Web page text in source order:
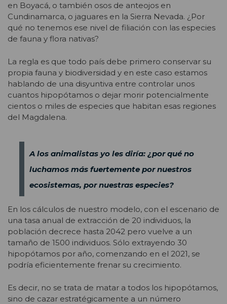
en Boyacá, o también osos de anteojos en
Cundinamarca, o jaguares en la Sierra Nevada. ¿Por
qué no tenemos ese nivel de filiación con las especies
de fauna y flora nativas?
La regla es que todo país debe primero conservar su
propia fauna y biodiversidad y en este caso estamos
hablando de una disyuntiva entre controlar unos
cuantos hipopótamos o dejar morir potencialmente
cientos o miles de especies que habitan esas regiones
del Magdalena.
A los animalistas yo les diría: ¿por qué no
luchamos más fuertemente por nuestros
ecosistemas, por nuestras especies?
En los cálculos de nuestro modelo, con el escenario de
una tasa anual de extracción de 20 individuos, la
población decrece hasta 2042 pero vuelve a un
tamaño de 1500 individuos. Sólo extrayendo 30
hipopótamos por año, comenzando en el 2021, se
podría eficientemente frenar su crecimiento.
Es decir, no se trata de matar a todos los hipopótamos,
sino de cazar estratégicamente a un número